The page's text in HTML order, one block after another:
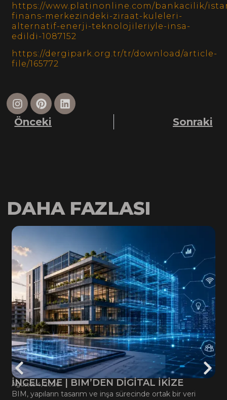
https://www.platinonline.com/bankacilik/
finans-merkezindeki-ziraat-kuleleri-
alternatif-enerji-teknolojileriyle-insa-
edildi-1087152
https://dergipark.org.tr/tr/download/article-
file/165772
Önceki Sonraki
DAHA FAZLASI
İNCELEME | BIM’DEN DİGİTAL İKİZE
Ağustos 4, 2026
BIM, yapıların tasarım ve inşa sürecinde ortak bir veri